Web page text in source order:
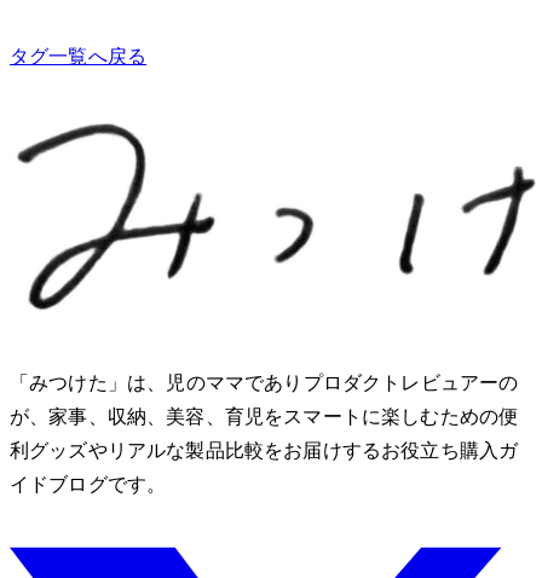
タグ一覧へ戻る
「みつけた」は、2児のママでありプロダクトレビュアーのMio
が、家事、収納、美容、育児をスマートに楽しむための便
利グッズやリアルな製品比較をお届けするお役立ち購入ガ
イドブログです。